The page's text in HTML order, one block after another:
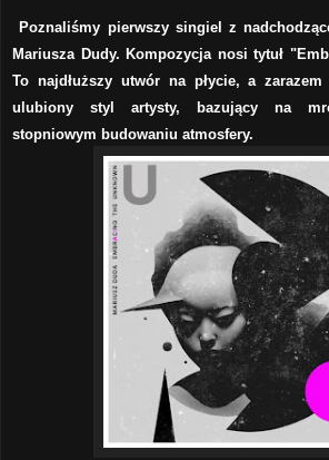
Poznaliśmy pierwszy singiel z
Mariusza Dudy. Kompozycja nosi tytuł
To najdłuższy utwór na płycie, a
ulubiony styl artysty, bazujący na
stopniowym budowaniu atmosfery.